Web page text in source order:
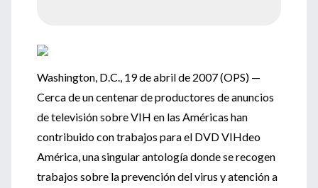
Washington, D.C., 19 de abril de 2007 (OPS) —
Cerca de un centenar de productores de anuncios
de televisión sobre VIH en las Américas han
contribuido con trabajos para el DVD VIHdeo
América, una singular antología donde se recogen
trabajos sobre la prevención del virus y atención a